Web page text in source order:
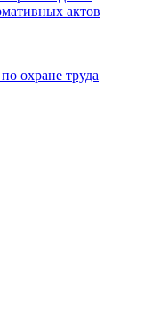
актов
охране труда